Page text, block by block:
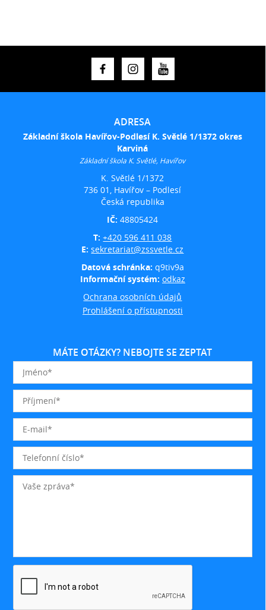
ADRESA
Základní škola Havířov-Podlesí K. Světlé 1/1372 okres
Karviná
Základní škola K. Světlé, Havířov
K. Světlé 1/1372
736 01, Havířov – Podlesí
Česká republika
IČ:48805424
T:+420 596 411 038
E:sekretariat@zssvetle.cz
Datová schránka: q9tiv9a
Informační systém: odkaz
Ochrana osobních údajů
Prohlášení o přístupnosti
MÁTE OTÁZKY? NEBOJTE SE ZEPTAT